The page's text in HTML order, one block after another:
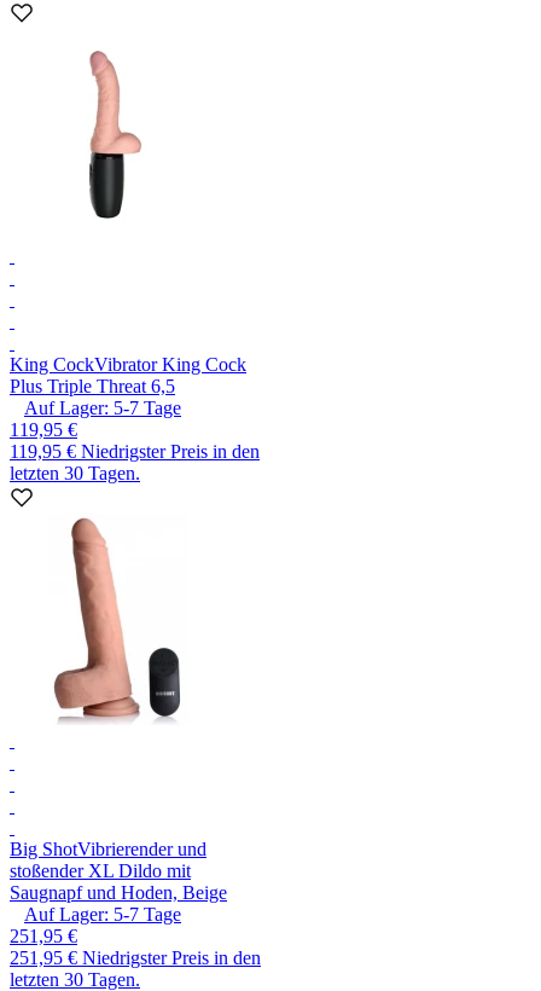
King CockVibrator King Cock
Plus Triple Threat 6,5
Auf Lager: 5-7 Tage
119,95 €
119,95 € Niedrigster Preis in den
letzten 30 Tagen.
Big ShotVibrierender und
stoßender XL Dildo mit
Saugnapf und Hoden, Beige
Auf Lager: 5-7 Tage
251,95 €
251,95 € Niedrigster Preis in den
letzten 30 Tagen.